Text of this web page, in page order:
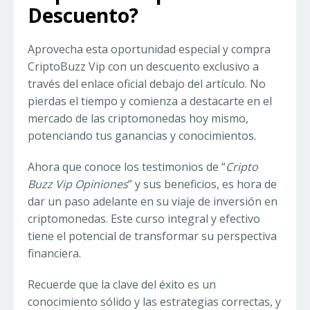
Descuento?
Aprovecha esta oportunidad especial y compra
CriptoBuzz Vip con un descuento exclusivo a
través del enlace oficial debajo del artículo. No
pierdas el tiempo y comienza a destacarte en el
mercado de las criptomonedas hoy mismo,
potenciando tus ganancias y conocimientos.
Ahora que conoce los testimonios de “Cripto
Buzz Vip Opiniones” y sus beneficios, es hora de
dar un paso adelante en su viaje de inversión en
criptomonedas. Este curso integral y efectivo
tiene el potencial de transformar su perspectiva
financiera.
Recuerde que la clave del éxito es un
conocimiento sólido y las estrategias correctas, y